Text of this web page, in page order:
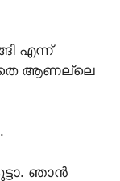
എന്ന്
ആണല്ലെ
ഞാൻ